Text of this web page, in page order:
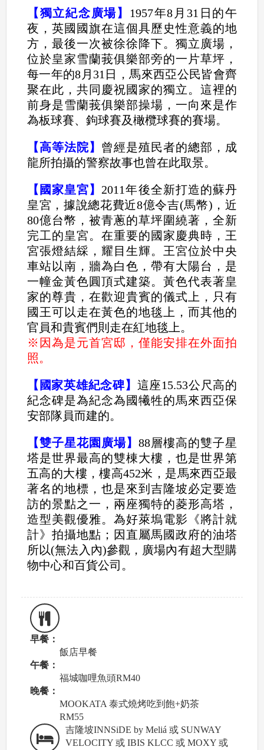
【獨立紀念廣場】 1957年8月31日的午
夜，英國國旗在這個具歷史性意義的地
方，最後一次被徐徐降下。獨立廣場，
位於皇家雪蘭莪俱樂部旁的一片草坪，
每一年的8月31日，馬來西亞公民皆會齊
聚在此，共同慶祝國家的獨立。這裡的
前身是雪蘭莪俱樂部操場，一向來是作
為板球賽、鉤球賽及橄欖球賽的賽場。
【高等法院】 曾經是殖民者的總部，成
龍所拍攝的警察故事也曾在此取景。
【國家皇宮】 2011年後全新打造的蘇丹
皇宮，據說總花費近8億令吉(馬幣)，近
80億台幣，被青蔥的草坪圍繞著，全新
完工的皇宮。在重要的國家慶典時，王
宮張燈結綵，耀目生輝。王宮位於中央
車站以南，牆為白色，帶有大陽台，是
一幢金黃色圓頂式建築。黃色代表著皇
家的尊貴，在歡迎貴賓的儀式上，只有
國王可以走在黃色的地毯上，而其他的
官員和貴賓們則走在紅地毯上。
※因為是元首宮邸，僅能安排在外面拍
照。
【國家英雄紀念碑】 這座15.53公尺高的
紀念碑是為紀念為國犧牲的馬來西亞保
安部隊員而建的。
【雙子星花園廣場】 88層樓高的雙子星
塔是世界最高的雙棟大樓，也是世界第
五高的大樓，樓高452米，是馬來西亞最
著名的地標，也是來到吉隆坡必定要造
訪的景點之一，兩座獨特的菱形高塔，
造型美觀優雅。為好萊塢電影《將計就
計》拍攝地點；因直屬馬國政府的油塔
所以(無法入內)參觀，廣場內有超大型購
物中心和百貨公司。
早餐：
飯店早餐
午餐：
福城咖哩魚頭RM40
晚餐：
MOOKATA 泰式燒烤吃到飽+奶茶
RM55
吉隆坡INNSiDE by Meliá 或 SUNWAY
VELOCITY 或 IBIS KLCC 或 MOXY 或